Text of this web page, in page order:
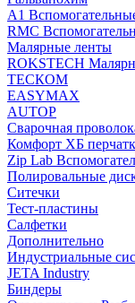
А1
RMC
Малярные ленты
ROKSTECH
ТЕСКОМ
EASYMAX
AUTOP
Сварочная
Комфорт ХБ
Zip Lab
Полировальные
Ситечки
Тест-пластины
Салфетки
Дополнительно
Индустриальные
JETA Industry
Биндеры